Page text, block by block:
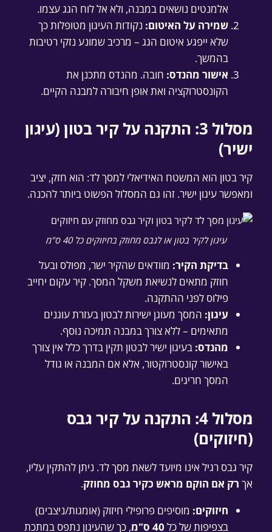
אלמנטים נושאים במבנה, ולא אל לוח הגג עצמו.
שמירה על האיטום: נקודות העיגון מטופלות כך
שלא ייפגע איטום הגג – מרכיב שמונע נזקי רטיבות
בהמשך.
אישור מהנדס: חובה. מהנדס מתכנן את
הקונסטרוקציה ואת אופן חיבורה למבנה הקיים.
מסלול 3: התקנה על קיר בטון (עיגון
ישיר)
קיר בטון הוא המשטח האידיאלי למסך לד: הוא חזק, יציב
ומאפשר עיגון ישיר. זהו גם המסלול הפשוט ביותר להכנה.
עיגון לקיר בטון או לגבס מחוזק בחיזוקים כל 40 ס"מ
בדיקת הקיר: מוודאים שהקיר ישר, מפולס ובעל
חוזק מתאים לנשיאת משקל המסך. קיר עקום יחייב
פילוס לפני ההתקנה.
עיגון: המסך מעוגן ישירות לבטון בעזרת עוגנים
מתאימים – ללא צורך במבנה תמיכה נוסף.
מהנדס: בעיגון ישיר לבטון תקין בדרך כלל אין צורך
באישור קונסטרוקטור, אלא אם המבנה או גודל
המסך חריגים.
מסלול 4: התקנה על קיר גבס
(חיזוקים)
קיר גבס רגיל אינו מיועד לשאת מסך לד. ניתן להתקין עליו,
אך רק אם הוקם מראש כקיר גבס מחוזק.
חיזוקים: מוסיפים פרופילי חיזוק (אומגות/ניצבים)
בצפיפות של כל 40 ס"מ , כך שהעיגון נתפס במתכת